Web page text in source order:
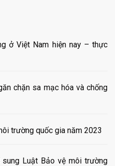
ở Việt Nam hiện nay – thực
chặn sa mạc hóa và chống
trường quốc gia năm 2023
Luật Bảo vệ môi trường